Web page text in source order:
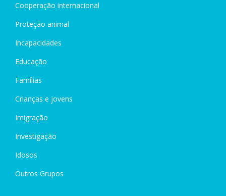
Cooperação internacional
Proteção animal
Incapacidades
Educação
Famílias
Crianças e jovens
Imigração
Investigação
Idosos
Outros Grupos